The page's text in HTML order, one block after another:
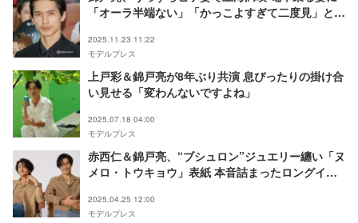
「オーラ半端ない」「かっこよすぎて二度見」と絶
2025.11.23 11:22
モデルプレス
上戸彩＆錦戸亮が8年ぶり共演 息ぴったりの掛け合
い見せる「変わんないですよね」
2025.07.18 04:00
モデルプレス
赤西仁＆錦戸亮、“ブシュロン”ジュエリー纏い「ヌ
メロ・トウキョウ」表紙 本音詰まったロングイン
2025.04.25 12:00
モデルプレス